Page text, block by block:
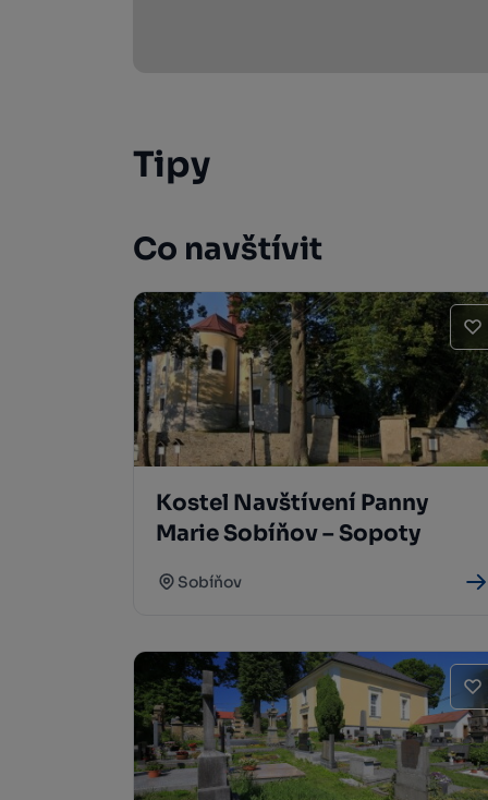
Tipy
Co navštívit
Kostel Navštívení Panny
Marie Sobíňov – Sopoty
Sobíňov